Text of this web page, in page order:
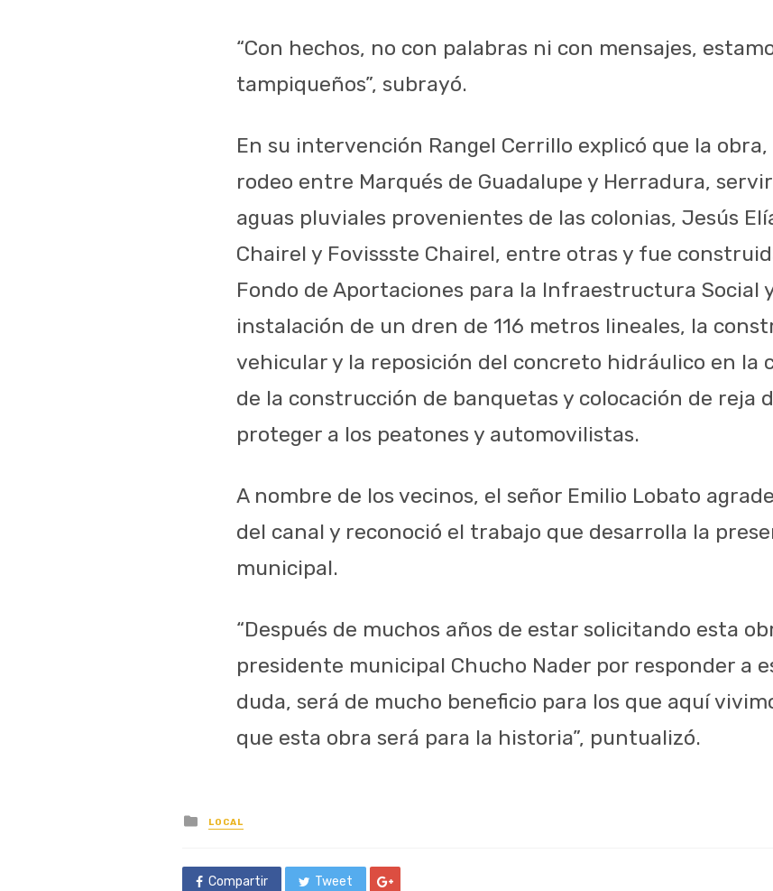
“Con hechos, no con palabras ni con mensajes,
tampiqueños”, subrayó.
En su intervención Rangel Cerrillo explicó que la
rodeo entre Marqués de Guadalupe y Herradura,
aguas pluviales provenientes de las colonias, Jesús
Chairel y Fovissste Chairel, entre otras y fue
Fondo de Aportaciones para la Infraestructura Social
instalación de un dren de 116 metros lineales, la
vehicular y la reposición del concreto hidráulico en la
de la construcción de banquetas y colocación de reja
proteger a los peatones y automovilistas.
A nombre de los vecinos, el señor Emilio Lobato
del canal y reconoció el trabajo que desarrolla la
municipal.
“Después de muchos años de estar solicitando esta
presidente municipal Chucho Nader por responder a
duda, será de mucho beneficio para los que aquí
que esta obra será para la historia”, puntualizó.
Posted
in
LOCAL
Compartir Tweet